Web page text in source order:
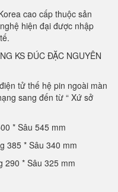
cao cấp thuộc sản
hiện đại được nhập
KS ĐÚC ĐẶC NGUYÊN
tử thế hệ pin ngoài màn
sang đến từ “ Xứ sở
* Sâu 545 mm
385 * Sâu 340 mm
290 * Sâu 325 mm